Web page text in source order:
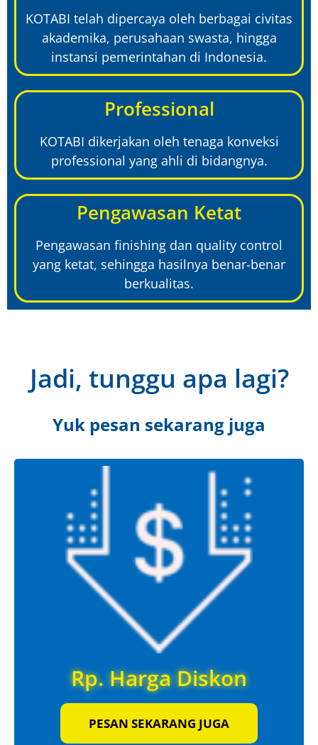
KOTABI telah dipercaya oleh berbagai civitas
akademika, perusahaan swasta, hingga
instansi pemerintahan di Indonesia.
Professional
KOTABI dikerjakan oleh tenaga konveksi
professional yang ahli di bidangnya.
Pengawasan Ketat
Pengawasan finishing dan quality control
yang ketat, sehingga hasilnya benar-benar
berkualitas.
Jadi, tunggu apa lagi?
Yuk pesan sekarang juga
Rp. Harga Diskon
PESAN SEKARANG JUGA